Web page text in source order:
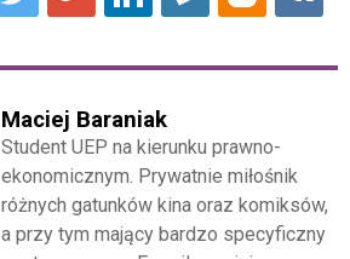
Maciej Baraniak
Student UEP na kierunku prawno-
ekonomicznym. Prywatnie miłośnik
różnych gatunków kina oraz komiksów,
a przy tym mający bardzo specyficzny